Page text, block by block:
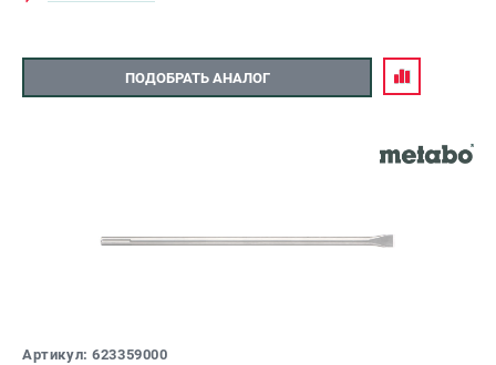
ПОДОБРАТЬ АНАЛОГ
Артикул: 623359000